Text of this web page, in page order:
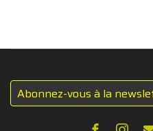
Abonnez-vous à la